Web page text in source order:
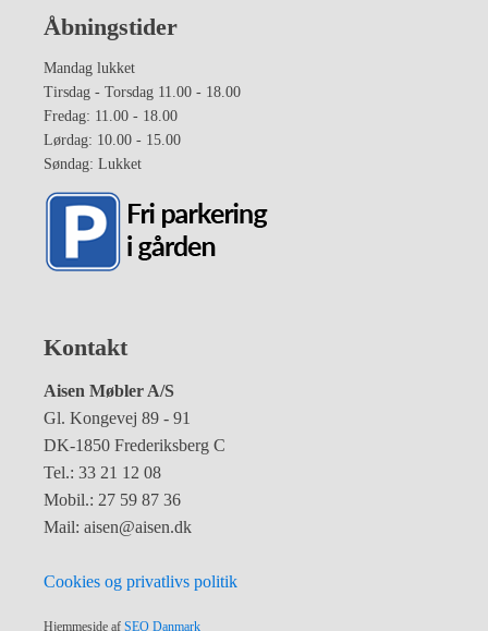
Åbningstider
Mandag lukket
Tirsdag - Torsdag 11.00 - 18.00
Fredag: 11.00 - 18.00
Lørdag: 10.00 - 15.00
Søndag: Lukket
Kontakt
Aisen Møbler A/S
Gl. Kongevej 89 - 91
DK-1850 Frederiksberg C
Tel.: 33 21 12 08
Mobil.: 27 59 87 36
Mail: aisen@aisen.dk
Cookies og privatlivs politik
Hjemmeside af SEO Danmark